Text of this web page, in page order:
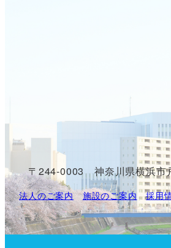
〒244-0003 神奈川県横浜市
法人のご案内 施設のご案内 採用